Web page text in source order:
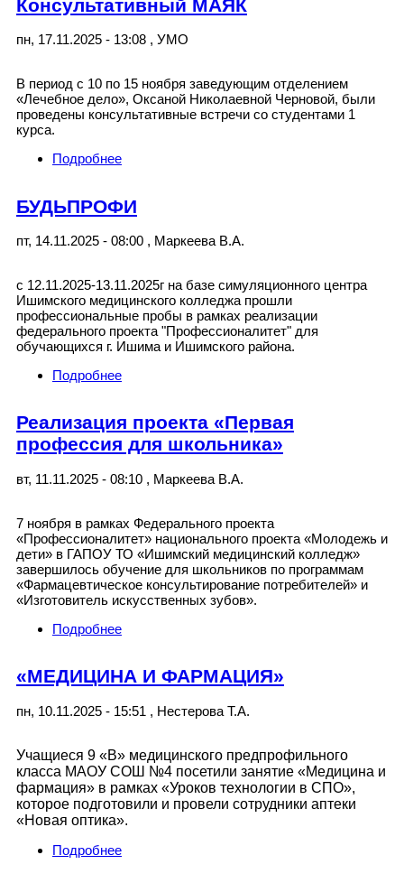
Консультативный МАЯК
пн, 17.11.2025 - 13:08 , УМО
В период с 10 по 15 ноября заведующим отделением
«Лечебное дело», Оксаной Николаевной Черновой, были
проведены консультативные встречи со студентами 1
курса.
Подробнее
БУДЬПРОФИ
пт, 14.11.2025 - 08:00 , Маркеева В.А.
с 12.11.2025-13.11.2025г на базе симуляционного центра
Ишимского медицинского колледжа прошли
профессиональные пробы в рамках реализации
федерального проекта "Профессионалитет" для
обучающихся г. Ишима и Ишимского района.
Подробнее
Реализация проекта «Первая
профессия для школьника»
вт, 11.11.2025 - 08:10 , Маркеева В.А.
7 ноября в рамках Федерального проекта
«Профессионалитет» национального проекта «Молодежь и
дети» в ГАПОУ ТО «Ишимский медицинский колледж»
завершилось обучение для школьников по программам
«Фармацевтическое консультирование потребителей» и
«Изготовитель искусственных зубов».
Подробнее
«МЕДИЦИНА И ФАРМАЦИЯ»
пн, 10.11.2025 - 15:51 , Нестерова Т.А.
Учащиеся 9 «В» медицинского предпрофильного
класса МАОУ СОШ №4 посетили занятие «Медицина и
фармация» в рамках «Уроков технологии в СПО»,
которое подготовили и провели сотрудники аптеки
«Новая оптика».
Подробнее